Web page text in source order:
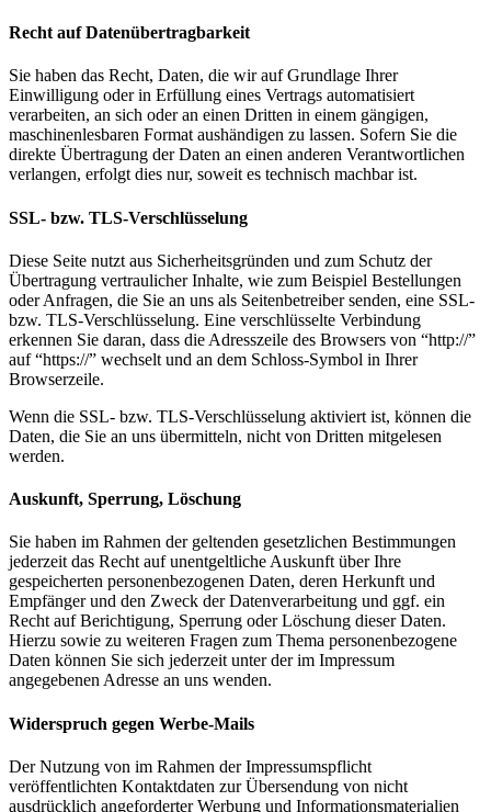
Recht auf Datenübertragbarkeit
Sie haben das Recht, Daten, die wir auf Grundlage Ihrer
Einwilligung oder in Erfüllung eines Vertrags automatisiert
verarbeiten, an sich oder an einen Dritten in einem gängigen,
maschinenlesbaren Format aushändigen zu lassen. Sofern Sie die
direkte Übertragung der Daten an einen anderen Verantwortlichen
verlangen, erfolgt dies nur, soweit es technisch machbar ist.
SSL- bzw. TLS-Verschlüsselung
Diese Seite nutzt aus Sicherheitsgründen und zum Schutz der
Übertragung vertraulicher Inhalte, wie zum Beispiel Bestellungen
oder Anfragen, die Sie an uns als Seitenbetreiber senden, eine SSL-
bzw. TLS-Verschlüsselung. Eine verschlüsselte Verbindung
erkennen Sie daran, dass die Adresszeile des Browsers von “http://”
auf “https://” wechselt und an dem Schloss-Symbol in Ihrer
Browserzeile.
Wenn die SSL- bzw. TLS-Verschlüsselung aktiviert ist, können die
Daten, die Sie an uns übermitteln, nicht von Dritten mitgelesen
werden.
Auskunft, Sperrung, Löschung
Sie haben im Rahmen der geltenden gesetzlichen Bestimmungen
jederzeit das Recht auf unentgeltliche Auskunft über Ihre
gespeicherten personenbezogenen Daten, deren Herkunft und
Empfänger und den Zweck der Datenverarbeitung und ggf. ein
Recht auf Berichtigung, Sperrung oder Löschung dieser Daten.
Hierzu sowie zu weiteren Fragen zum Thema personenbezogene
Daten können Sie sich jederzeit unter der im Impressum
angegebenen Adresse an uns wenden.
Widerspruch gegen Werbe-Mails
Der Nutzung von im Rahmen der Impressumspflicht
veröffentlichten Kontaktdaten zur Übersendung von nicht
ausdrücklich angeforderter Werbung und Informationsmaterialien